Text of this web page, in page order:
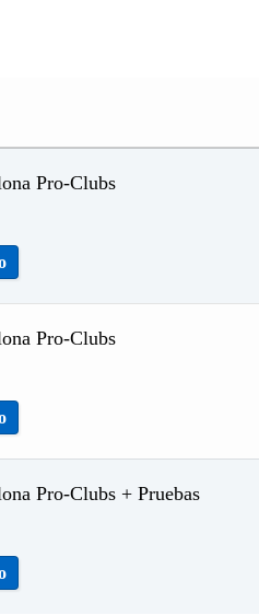
Pro-Clubs
Pro-Clubs
Pro-Clubs + Pruebas